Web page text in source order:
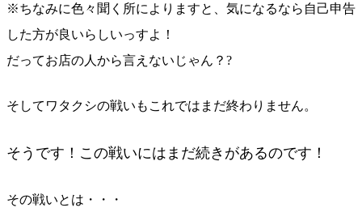
※ちなみに色々聞く所によりますと、気になるなら自己申告
した方が良いらしいっすよ！
だってお店の人から言えないじゃん？?
そしてワタクシの戦いもこれではまだ終わりません。
そうです！この戦いにはまだ続きがあるのです！
その戦いとは・・・